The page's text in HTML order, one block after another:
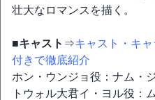
壮大なロマンスを描く。
■キャスト ⇒キャスト・キ
付きで徹底紹介
ホン・ウンジョ役：ナム・
トウォル大君イ・ヨル役：